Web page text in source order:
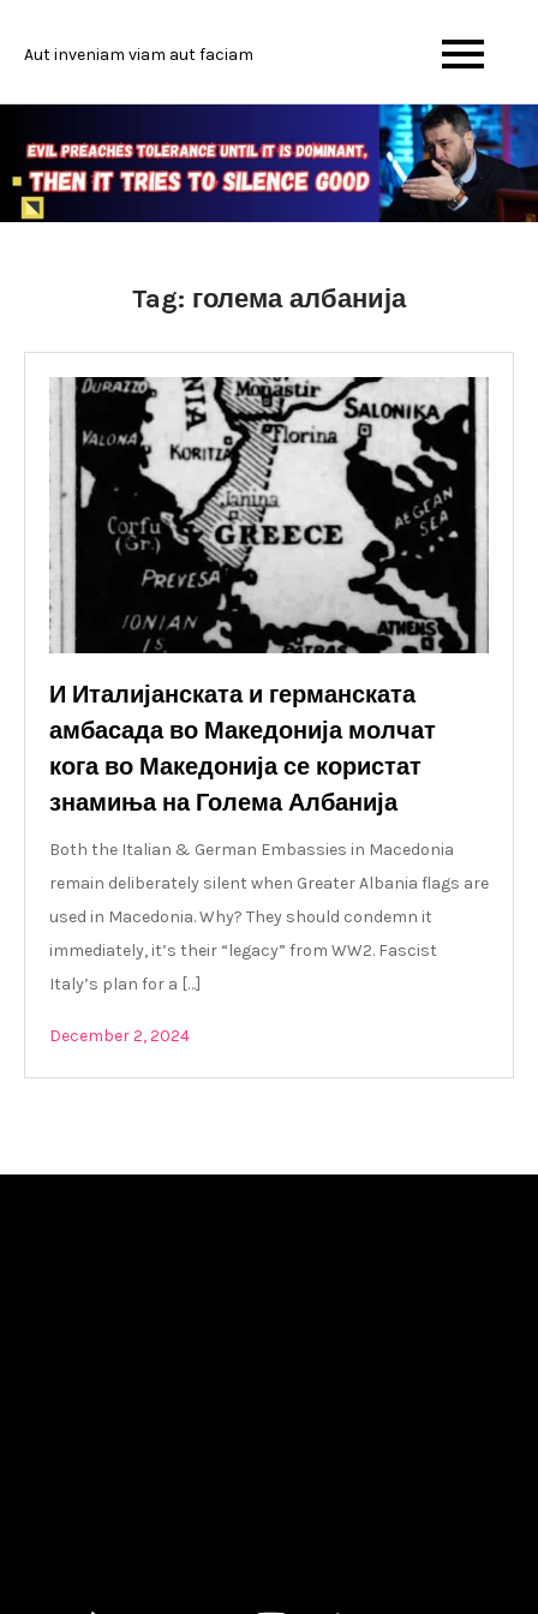
Aut inveniam viam aut faciam
Tag: голема албанија
И Италијанската и германската
амбасада во Македонија молчат
кога во Македонија се користат
знамиња на Голема Албанија
Both the Italian & German Embassies in Macedonia
remain deliberately silent when Greater Albania flags are
used in Macedonia. Why? They should condemn it
immediately, it’s their “legacy” from WW2. Fascist
Italy’s plan for a […]
December 2, 2024